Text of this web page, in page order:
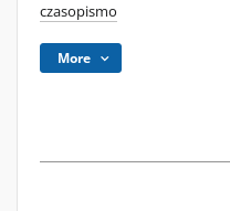
czasopismo
More